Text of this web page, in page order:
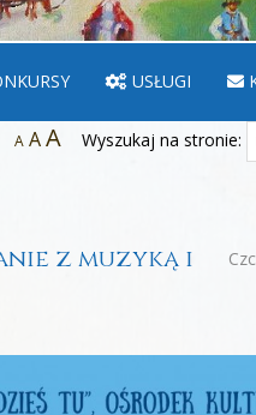
USŁUGI
A AA Wyszukaj na stronie:
z muzyką i